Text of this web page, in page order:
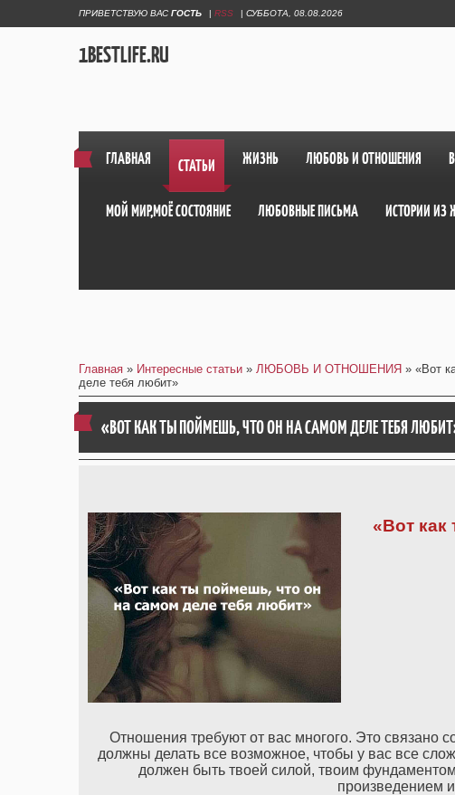
ПРИВЕТСТВУЮ ВАС ГОСТЬ | RSS | СУББОТА, 08.08.2026
1BESTLIFE.RU
ГЛАВНАЯ СТАТЬИ ЖИЗНЬ ЛЮБОВЬ И ОТНОШЕНИЯ
МОЙ МИР,МОЁ СОСТОЯНИЕ ЛЮБОВНЫЕ ПИСЬМА ИСТОРИИ ИЗ
Главная » Интересные статьи » ЛЮБОВЬ И ОТНОШЕНИЯ » «Вот
деле тебя любит»
«ВОТ КАК ТЫ ПОЙМЕШЬ, ЧТО ОН НА САМОМ ДЕЛЕ ТЕБЯ
«Вот
Отношения требуют от вас многого. Это связано
должны делать все возможное, чтобы у вас все
должен быть твоей силой, твоим
произведением